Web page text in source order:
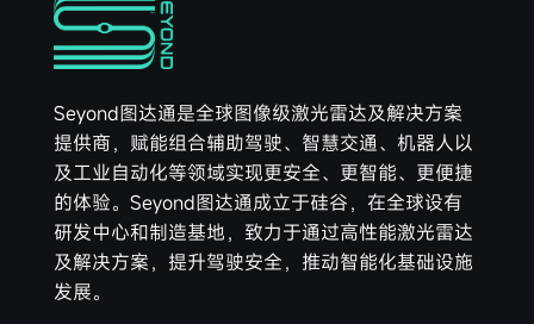
Seyond图达通是全球图像级激光雷达及解决方案
提供商，赋能组合辅助驾驶、智慧交通、机器人以
及工业自动化等领域实现更安全、更智能、更便捷
的体验。Seyond图达通成立于硅谷，在全球设有
研发中心和制造基地，致力于通过高性能激光雷达
及解决方案，提升驾驶安全，推动智能化基础设施
发展。